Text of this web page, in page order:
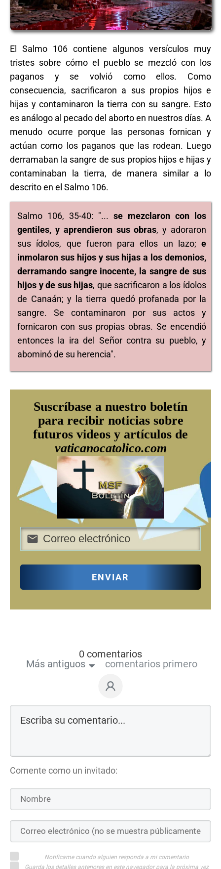
El Salmo 106 contiene algunos versículos muy
tristes sobre cómo el pueblo se mezcló con los
paganos y se volvió como ellos. Como
consecuencia, sacrificaron a sus propios hijos e
hijas y contaminaron la tierra con su sangre. Esto
es análogo al pecado del aborto en nuestros días. A
menudo ocurre porque las personas fornican y
actúan como los paganos que las rodean. Luego
derramaban la sangre de sus propios hijos e hijas y
contaminaban la tierra, de manera similar a lo
descrito en el Salmo 106.
Salmo 106, 35-40: "... se mezclaron con los
gentiles, y aprendieron sus obras, y adoraron
sus ídolos, que fueron para ellos un lazo; e
inmolaron sus hijos y sus hijas a los demonios,
derramando sangre inocente, la sangre de sus
hijos y de sus hijas, que sacrificaron a los ídolos
de Canaán; y la tierra quedó profanada por la
sangre. Se contaminaron por sus actos y
fornicaron con sus propias obras. Se encendió
entonces la ira del Señor contra su pueblo, y
abominó de su herencia".
Suscríbase a nuestro boletín
para recibir noticias sobre
futuros videos y artículos de
vaticanocatolico.com
ENVIAR
0 comentarios
Más antiguos
comentarios primero
Comente como un invitado:
Notifícame cuando alguien responda a mi comentario
Guarda los detalles anteriores en este navegador para la próxima vez